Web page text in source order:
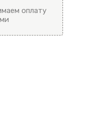
оплату